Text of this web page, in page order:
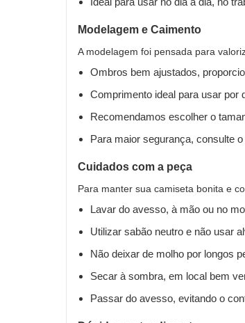
Modelagem e Caimento
A modelagem foi pensada para
Ombros bem ajustados,
Comprimento ideal para usar por
Recomendamos escolher o
Para maior segurança, consulte
Cuidados com a peça
Para manter sua camiseta bonita e
Lavar do avesso, à mão ou no
Utilizar sabão neutro e não usar
Não deixar de molho por longos
Secar à sombra, em local bem
Passar do avesso, evitando o